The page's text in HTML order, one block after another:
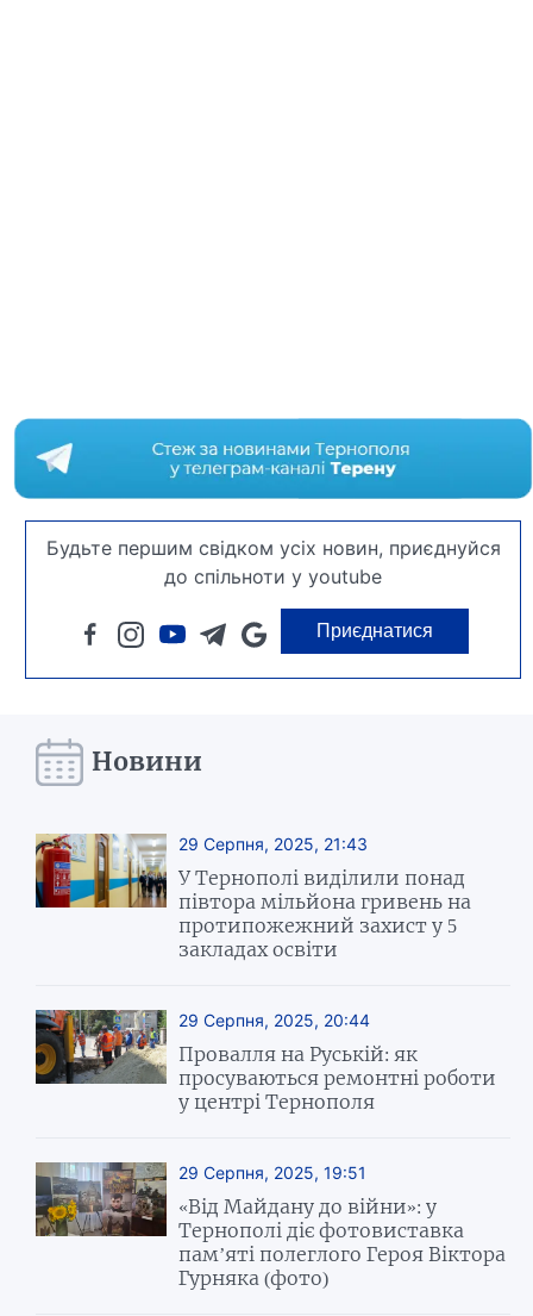
Будьте першим свідком усіх новин, приєднуйся
до спільноти у youtube
Приєднатися
Новини
29 Серпня, 2025, 21:43
У Тернополі виділили понад
півтора мільйона гривень на
протипожежний захист у 5
закладах освіти
29 Серпня, 2025, 20:44
Провалля на Руській: як
просуваються ремонтні роботи
у центрі Тернополя
29 Серпня, 2025, 19:51
«Від Майдану до війни»: у
Тернополі діє фотовиставка
пам’яті полеглого Героя Віктора
Гурняка (фото)